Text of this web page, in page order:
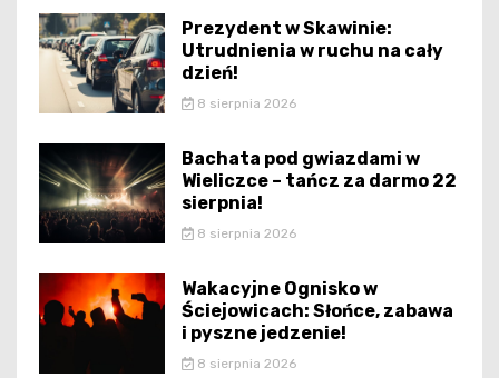
Prezydent w Skawinie:
Utrudnienia w ruchu na cały
dzień!
8 sierpnia 2026
Bachata pod gwiazdami w
Wieliczce – tańcz za darmo 22
sierpnia!
8 sierpnia 2026
Wakacyjne Ognisko w
Ściejowicach: Słońce, zabawa
i pyszne jedzenie!
8 sierpnia 2026